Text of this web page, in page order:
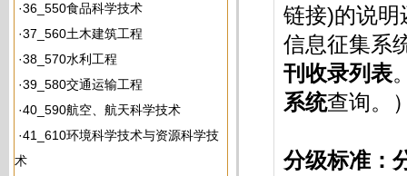
·36_550食品科学技术
·37_560土木建筑工程
·38_570水利工程
·39_580交通运输工程
·40_590航空、航天科学技术
·41_610环境科学技术与资源科学技
术
链接)的说明
信息征集系
刊收录列表
系统查询。
分级标准：